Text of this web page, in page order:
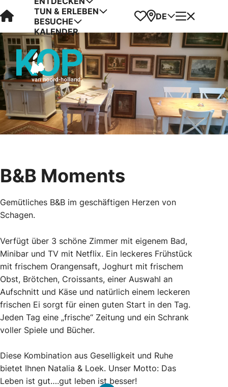
Visit Kop van Holland
TUN & ERLEBEN
BESUCHE
KALENDER
Favoriten
Karte
DE Menü
B&B Moments
Gemütliches B&B im geschäftigen Herzen von
Schagen.
Verfügt über 3 schöne Zimmer mit eigenem Bad,
Minibar und TV mit Netflix. Ein leckeres Frühstück
mit frischem Orangensaft, Joghurt mit frischem
Obst, Brötchen, Croissants, einer Auswahl an
Aufschnitt und Käse und natürlich einem leckeren
frischen Ei sorgt für einen guten Start in den Tag.
Jeden Tag eine „frische“ Zeitung und ein Schrank
voller Spiele und Bücher.
Diese Kombination aus Geselligkeit und Ruhe
bietet Ihnen Natalia & Loek. Unser Motto: Das
Leben ist gut….gut leben ist besser!